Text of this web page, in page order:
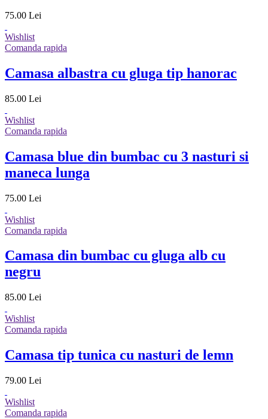
75.00 Lei
Wishlist
Comanda rapida
Camasa albastra cu gluga tip hanorac
85.00 Lei
Wishlist
Comanda rapida
Camasa blue din bumbac cu 3 nasturi si
maneca lunga
75.00 Lei
Wishlist
Comanda rapida
Camasa din bumbac cu gluga alb cu
negru
85.00 Lei
Wishlist
Comanda rapida
Camasa tip tunica cu nasturi de lemn
79.00 Lei
Wishlist
Comanda rapida